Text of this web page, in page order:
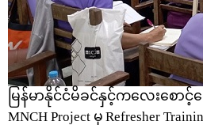
မြန်မာနိုင်ငံမိခင်နှင့်ကလေးစော
MNCH Project မှ Refresher